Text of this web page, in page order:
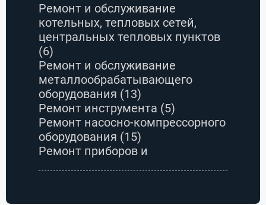
Ремонт и обслуживание
котельных, тепловых сетей,
центральных тепловых пунктов
(6)
Ремонт и обслуживание
металлообрабатывающего
оборудования (13)
Ремонт инструмента (5)
Ремонт насосно-компрессорного
оборудования (15)
Ремонт приборов и